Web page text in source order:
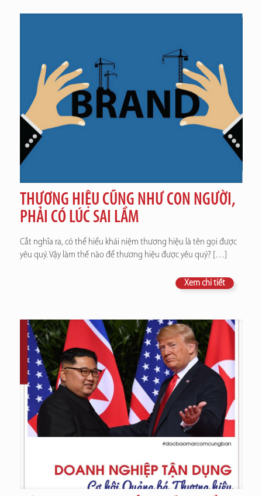
THƯƠNG HIỆU CŨNG NHƯ CON NGƯỜI,
PHẢI CÓ LÚC SAI LẦM
Cắt nghĩa ra, có thể hiểu khái niệm thương hiệu là tên gọi được
yêu quý. Vậy làm thế nào để thương hiệu được yêu quý? […]
Xem chi tiết